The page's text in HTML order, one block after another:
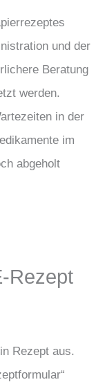
und der
Beratung
werden.
in der
im
abgeholt
Rezept
Rezept aus.